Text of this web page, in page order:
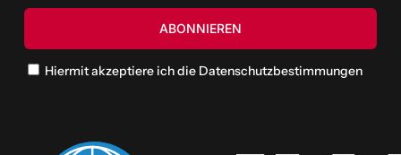
Hiermit akzeptiere ich die Datenschutzbestimmungen